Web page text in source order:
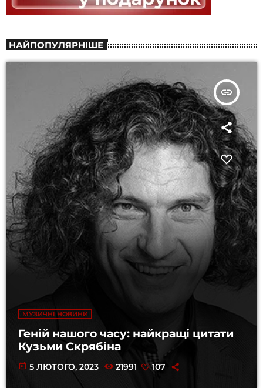
НАЙПОПУЛЯРНІШЕ
insert_link
МУЗИЧНІ НОВИНИ
Геній нашого часу: найкращі цитати
Кузьми Скрябіна
today 5 ЛЮТОГО, 2023 21991 107